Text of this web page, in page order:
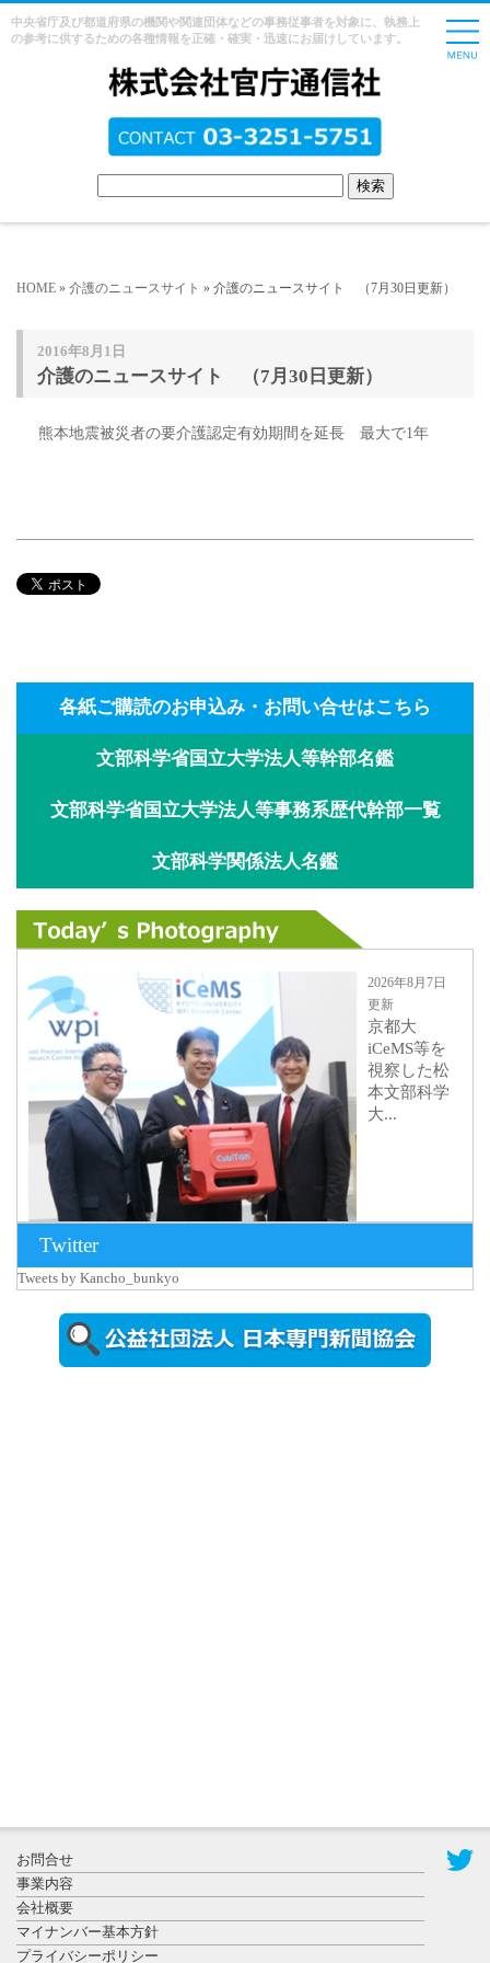
中央省庁及び都道府県の機関や関連団体などの事務従事者を対象に、執務上
の参考に供するための各種情報を正確・確実・迅速にお届けしています。
HOME » 介護のニュースサイト » 介護のニュースサイト （7月30日更新）
2016年8月1日
介護のニュースサイト （7月30日更新）
熊本地震被災者の要介護認定有効期間を延長 最大で1年
各紙ご購読のお申込み・お問い合せはこちら
文部科学省国立大学法人等幹部名鑑
文部科学省国立大学法人等事務系歴代幹部一覧
文部科学関係法人名鑑
2026年8月7日
更新
京都大
iCeMS等を
視察した松
本文部科学
大...
2026年8月5日
更新
農工大で大
登録有形文
化財となっ
た東北大植
Twitter
Tweets by Kancho_bunkyo
お問合せ
事業内容
会社概要
マイナンバー基本方針
プライバシーポリシー